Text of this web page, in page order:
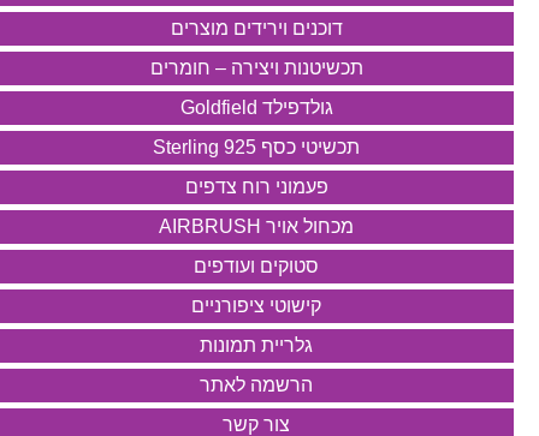
דוכנים וירידים מוצרים
תכשיטנות ויצירה – חומרים
גולדפילד Goldfield
תכשיטי כסף 925 Sterling
פעמוני רוח צדפים
מכחול אויר AIRBRUSH
סטוקים ועודפים
קישוטי ציפורניים
גלריית תמונות
הרשמה לאתר
צור קשר